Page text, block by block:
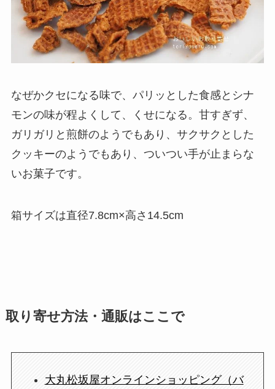
なぜかクセになる味で、パリッとした食感とシナ
モンの味が程よくして、くせになる。甘すぎず、
ガリガリと煎餅のようでもあり、サクサクとした
クッキーのようでもあり、ついつい手が止まらな
いお菓子です。
箱サイズは直径7.8cm×高さ14.5cm
取り寄せ方法・通販はここで
大丸松坂屋オンラインショッピング（バ